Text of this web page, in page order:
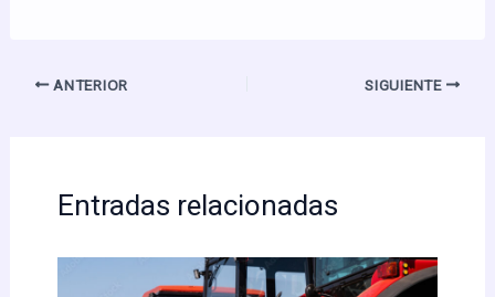
ANTERIOR SIGUIENTE
Entradas relacionadas